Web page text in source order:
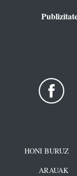
HONI BURUZ
ARAUAK